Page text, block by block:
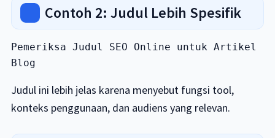
Contoh 2: Judul Lebih Spesifik
Pemeriksa Judul SEO Online untuk Artikel
Blog
Judul ini lebih jelas karena menyebut fungsi tool,
konteks penggunaan, dan audiens yang relevan.